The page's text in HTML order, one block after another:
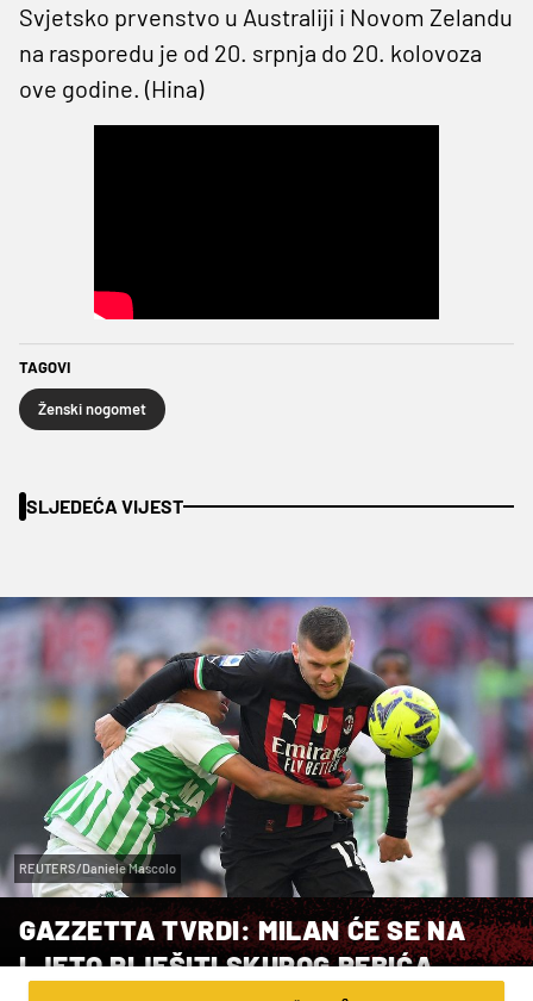
Svjetsko prvenstvo u Australiji i Novom Zelandu
na rasporedu je od 20. srpnja do 20. kolovoza
ove godine. (Hina)
TAGOVI
Ženski nogomet
SLJEDEĆA VIJEST
REUTERS/Daniele Mascolo
GAZZETTA TVRDI: MILAN ĆE SE NA
LJETO RIJEŠITI SKUPOG REBIĆA